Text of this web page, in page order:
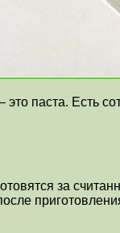
паста. Есть
за